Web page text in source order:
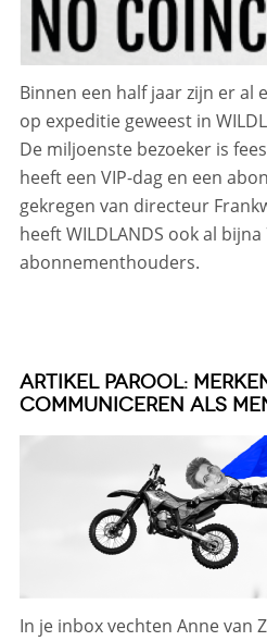
Binnen een half jaar zijn er al
op expeditie geweest in
De miljoenste bezoeker is
heeft een VIP-dag en een
gekregen van directeur
heeft WILDLANDS ook al bijna
abonnementhouders.
ARTIKEL PAROOL:
COMMUNICEREN ALS
In je inbox vechten Anne van